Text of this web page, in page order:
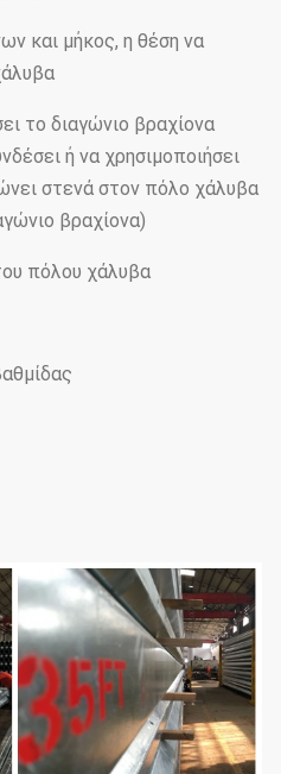
και μήκος, η θέση να
το διαγώνιο βραχίονα
ή να χρησιμοποιήσει
στενά στον πόλο χάλυβα
βραχίονα)
πόλου χάλυβα